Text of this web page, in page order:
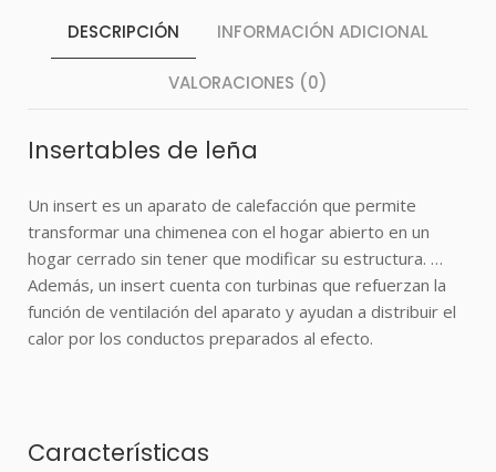
DESCRIPCIÓN INFORMACIÓN ADICIONAL
VALORACIONES (0)
Insertables de leña
Un insert es un aparato de calefacción que permite
transformar una chimenea con el hogar abierto en un
hogar cerrado sin tener que modificar su estructura. …
Además, un insert cuenta con turbinas que refuerzan la
función de ventilación del aparato y ayudan a distribuir el
calor por los conductos preparados al efecto.
Características